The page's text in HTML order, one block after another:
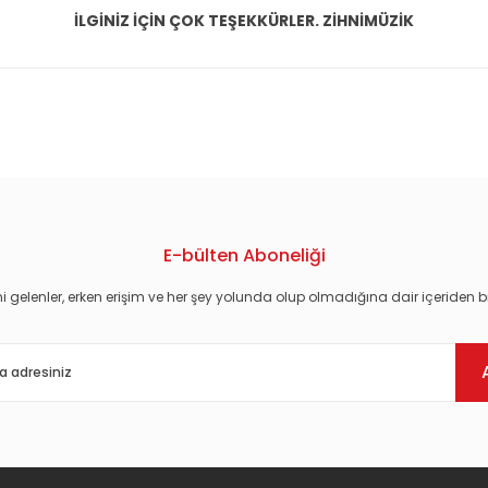
İLGİNİZ İÇİN ÇOK TEŞEKKÜRLER. ZİHNİMÜZİK
E-bülten Aboneliği
gelenler, erken erişim ve her şey yolunda olup olmadığına dair içeriden